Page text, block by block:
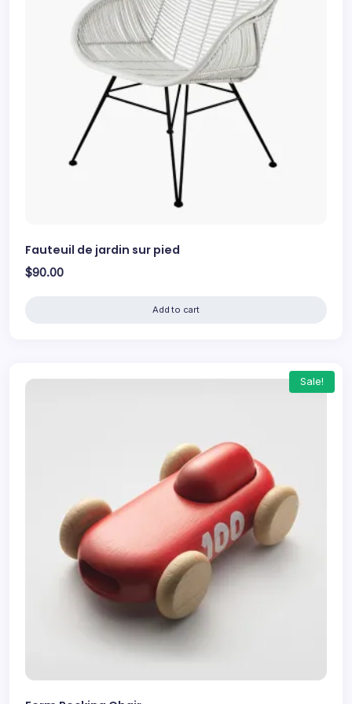
Fauteuil de jardin sur pied
$90.00
Add to cart
Sale!